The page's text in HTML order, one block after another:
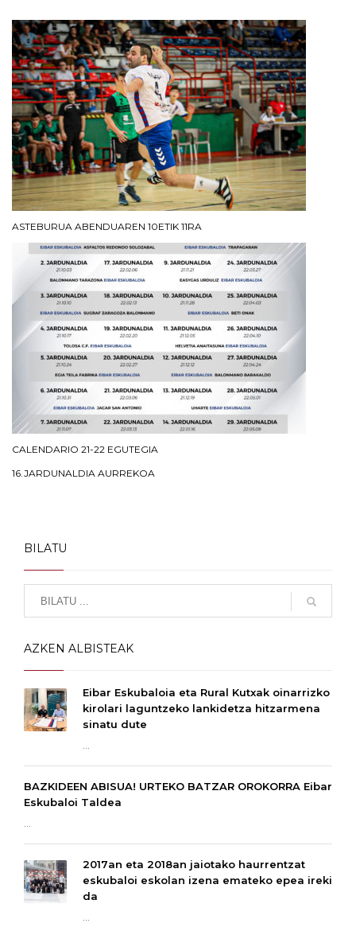
ASTEBURUA ABENDUAREN 10ETIK 11RA
CALENDARIO 21-22 EGUTEGIA
16.JARDUNALDIA AURREKOA
BILATU
AZKEN ALBISTEAK
Eibar Eskubaloia eta Rural Kutxak oinarrizko
kirolari laguntzeko lankidetza hitzarmena
sinatu dute
BAZKIDEEN ABISUA! URTEKO BATZAR OROKORRA Eibar
Eskubaloi Taldea
2017an eta 2018an jaiotako haurrentzat
eskubaloi eskolan izena emateko epea ireki
da